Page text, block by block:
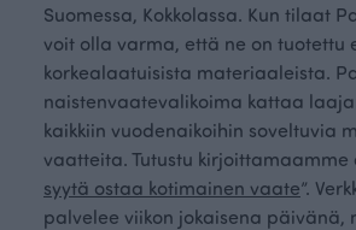
Suomessa, Kokkolassa. Kun tilaat
voit olla varma, että ne on tuotettu
korkealaatuisista materiaaleista.
naistenvaatevalikoima kattaa
kaikkiin vuodenaikoihin soveltuvia
vaatteita. Tutustu kirjoittamaamme
syytä ostaa kotimainen vaate”.
palvelee viikon jokaisena päivänä,